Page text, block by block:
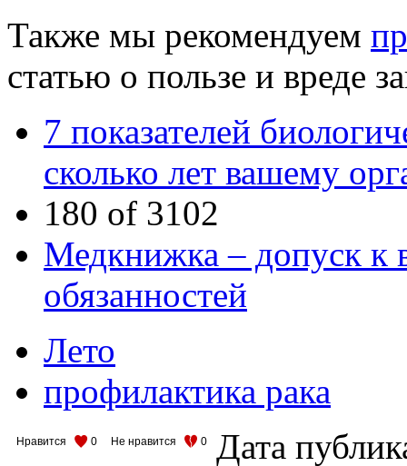
Также мы рекомендуем
статью о пользе и вреде
7 показателей
сколько лет вашему
180 of 3102
Медкнижка – допуск к
обязанностей
Лето
профилактика рака
Нравится 0 Не нравится 0 Дата